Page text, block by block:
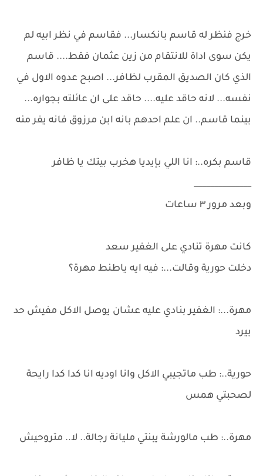
خرج فنظر له قاسم بانكسار... فقاسم في نظر ابيه لم
يكن سوى اداة للانتقام من زين عثمان فقط.... قاسم
الذي كان الصديق المقرب لظافر... اصبح عدوه الاول في
نفسه... لانه حاقد عليه.... حاقد على ان عائلته بجواره...
بينما قاسم.. ان علم احدهم بانه ابن مرزوق فانه يفر منه
قاسم بكره..: انا اللي بإيديا هخرب بيتك يا ظافر
______________
وبعد مرور ٣ ساعات
كانت مهرة تنادي على الغفير سعد
دخلت حورية وقالت...: فيه ايه ياطنط مهرة؟
مهرة...: الغفير بنادي عليه عشان يوصل الاكل مفيش حد
بيرد
حورية..: طب ماتجيبي الاكل وانا اوديه انا كدا كدا رايحة
لصحبتي همس
مهرة..: طب مالورشة يبنتي مليانة رجالة.. لا.. متروحيش